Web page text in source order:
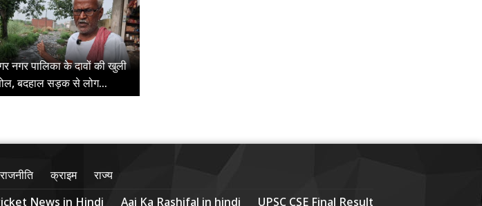
नगर पालिका के दावों की खुली
बदहाल सड़क से लोग...
राजनीति क्राइम राज्य
News in Hindi Aaj Ka Rashifal in hindi UPSC CSE Final Result